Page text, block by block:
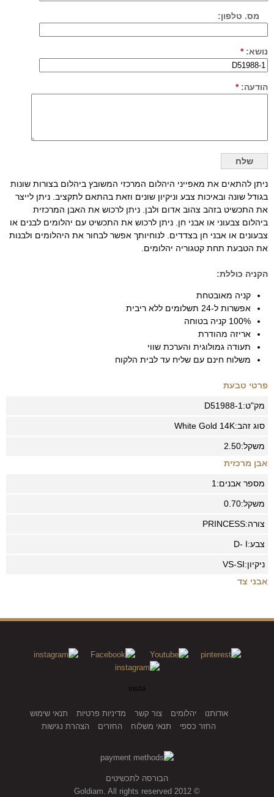
מס. טלפון:
נושא:*
הודעה:*
ניתן להתאים את מאפייני היהלום המרכזי המשובץ ביהלום בצורות שונות
בגודל שונה ובאיכות צבע וניקיון שונים וזאת בהתאם לתקציב. ניתן לייצר
את התכשיט בזהב צהוב אדום ולבן. ניתן לרכוש את האבן המרכזית
ביהלום צבעוני או אבני חן. ניתן לרכוש את התכשיט עם יהלומים לבנים או
צבעונים או אבני חן בצדדים. לנוחיותך אפשר לבחור את היהלומים ולבנות
את הטבעת תחת קטגוריה יהלומים.
הקניה כוללת:
קניה מאובטחת
אפשרות ל-24 תשלומים ללא ריבית
100% קניה בטוחה
אריזה מהודרת
תעודה גמולוגית והערכת שווי
משלוח חינם עם שליח עד לבית הלקוח
פרטי טבעת
מק"ט:D51988-1
סוג זהב: White Gold 14K
משקל:2.50
אבן מרכזית
מספר אבנים:1
משקל:0.70
צורה:PRINCESS
צבע:D- I
ניקיון:VS-SI
אבני צד
insta
אודותנו יהלומים צור קשר מדיניות פרטיות
תנאי שימוש
החזר כספי
תנאי משלוח החזרים הצהרת נגישות
הבורסה לתכשיטים
© 2012 Goldiam. All rights reserved